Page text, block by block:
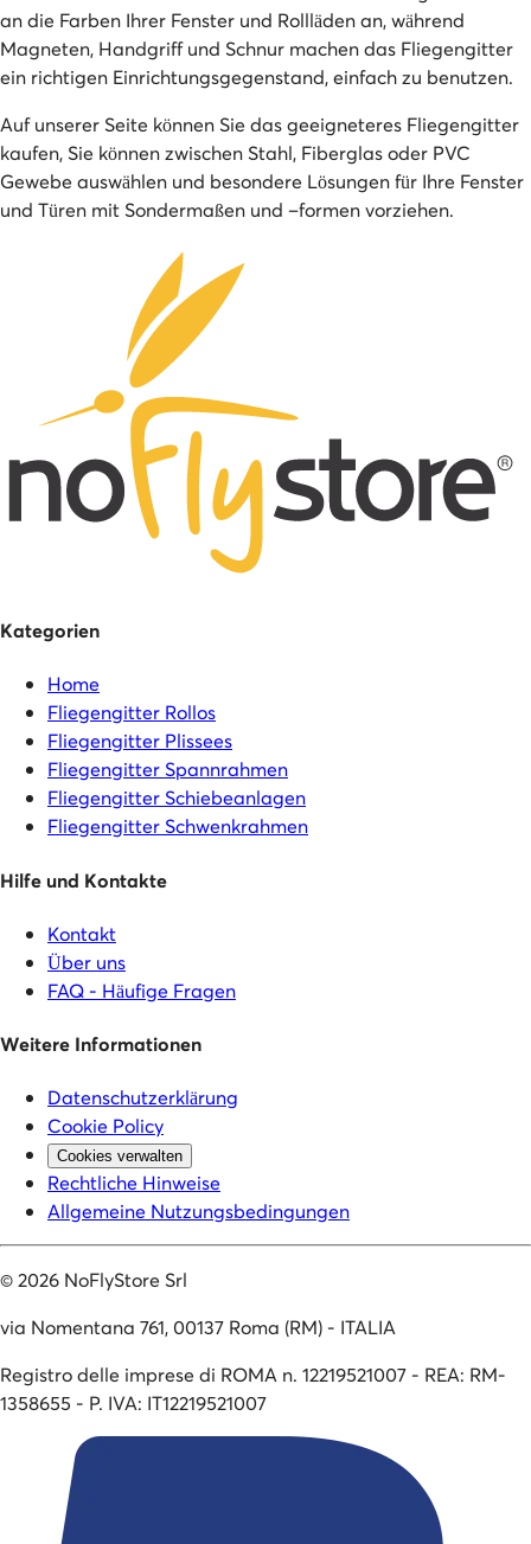
an die Farben Ihrer Fenster und Rollläden an, während
Magneten, Handgriff und Schnur machen das Fliegengitter
ein richtigen Einrichtungsgegenstand, einfach zu benutzen.
Auf unserer Seite können Sie das geeigneteres Fliegengitter
kaufen, Sie können zwischen Stahl, Fiberglas oder PVC
Gewebe auswählen und besondere Lösungen für Ihre Fenster
und Türen mit Sondermaßen und –formen vorziehen.
Kategorien
Home
Fliegengitter Rollos
Fliegengitter Plissees
Fliegengitter Spannrahmen
Fliegengitter Schiebeanlagen
Fliegengitter Schwenkrahmen
Hilfe und Kontakte
Kontakt
Über uns
FAQ - Häufige Fragen
Weitere Informationen
Datenschutzerklärung
Cookie Policy
Cookies verwalten
Rechtliche Hinweise
Allgemeine Nutzungsbedingungen
©2026 NoFlyStore Srl
via Nomentana 761, 00137 Roma (RM) - ITALIA
Registro delle imprese di ROMA n. 12219521007 - REA: RM-
1358655 - P. IVA: IT12219521007